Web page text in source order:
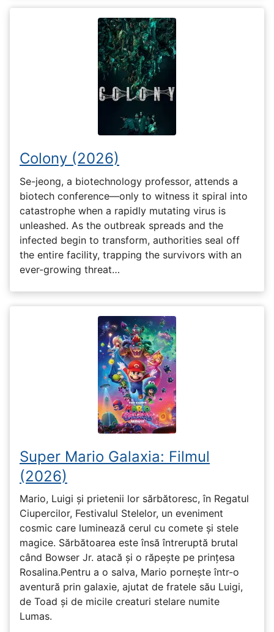
Colony (2026)
Se-jeong, a biotechnology professor, attends a
biotech conference—only to witness it spiral into
catastrophe when a rapidly mutating virus is
unleashed. As the outbreak spreads and the
infected begin to transform, authorities seal off
the entire facility, trapping the survivors with an
ever-growing threat…
Super Mario Galaxia: Filmul
(2026)
Mario, Luigi și prietenii lor sărbătoresc, în Regatul
Ciupercilor, Festivalul Stelelor, un eveniment
cosmic care luminează cerul cu comete și stele
magice. Sărbătoarea este însă întreruptă brutal
când Bowser Jr. atacă și o răpește pe prinţesa
Rosalina.Pentru a o salva, Mario pornește într-o
aventură prin galaxie, ajutat de fratele său Luigi,
de Toad și de micile creaturi stelare numite
Lumas.